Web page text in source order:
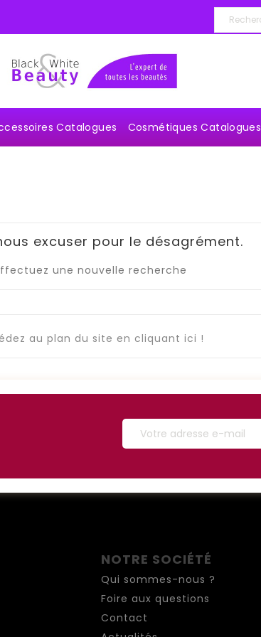
Catalogues Cosmétiques Catalogues
excuser pour le désagrément.
une nouvelle recherche
au plan du site en cliquant ici !
NOTRE SOCIÉTÉ
Qui sommes-nous ?
Foire aux questions
Contact